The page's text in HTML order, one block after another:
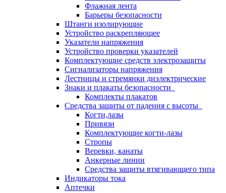
Флажная лента
Барьеры безопасности
Штанги изолирующие
Устройство раскрепляющее
Указатели напряжения
Устройство проверки указателей
Комплектующие средств электрозащиты
Сигнализаторы напряжения
Лестницы и стремянки диэлектрические
Знаки и плакаты безопасности
Комплекты плакатов
Средства защиты от падения с высоты
Когти,лазы
Привязи
Комплектующие когти-лазы
Стропы
Веревки, канаты
Анкерные линии
Средства защиты втягивающего типа
Индикаторы тока
Аптечки